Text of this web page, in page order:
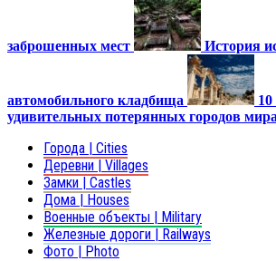
заброшенных мест История
автомобильного кладбища
удивительных потерянных городов мира
Города | Cities
Деревни | Villages
Замки | Castles
Дома | Houses
Военные объекты | Military
Железные дороги | Railways
Фото | Photo